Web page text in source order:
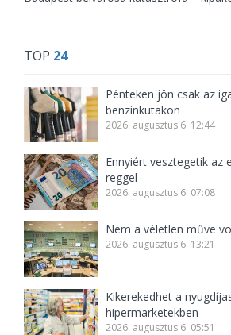
TOP 24
Pénteken jön csak az
benzinkutakon
2026. augusztus 6. 12:44
Ennyiért vesztegetik az
reggel
2026. augusztus 6. 07:08
Nem a véletlen műve
2026. augusztus 6. 13:21
Kikerekedhet a
hipermarketekben
2026. augusztus 6. 05:51